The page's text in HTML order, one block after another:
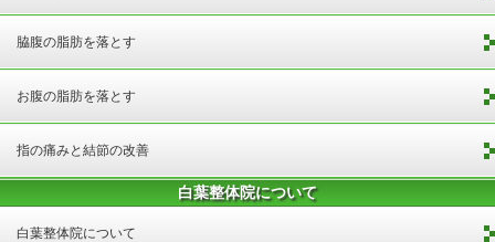
脇腹の脂肪を落とす
お腹の脂肪を落とす
指の痛みと結節の改善
白葉整体院について
白葉整体院について